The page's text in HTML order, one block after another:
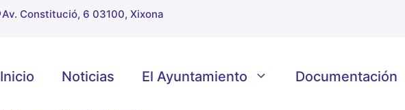
Av. Constitució, 6 03100, Xixona
Inicio Noticias El Ayuntamiento Documentación